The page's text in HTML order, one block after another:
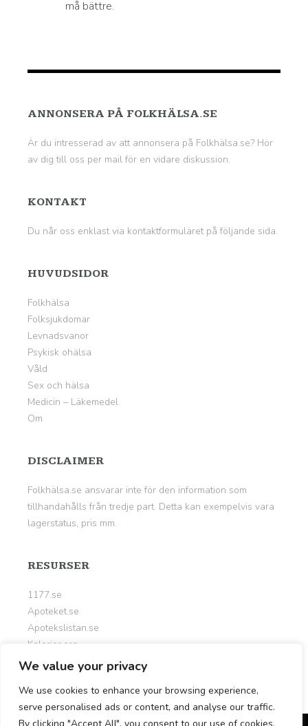
We value your privacy
We use cookies to enhance your browsing experience,
serve personalised ads or content, and analyse our traffic.
må bättre.
ANNONSERA PÅ FOLKHÄLSA.SE
Är du intresserad av att annonsera på Folkhälsa.se? Hör
av dig till oss per mail för en vidare diskussion.
KONTAKT
Du når oss enklast via kontaktformuläret på följande sida.
HUVUDSIDOR
Folkhälsa
Folksjukdomar
Levnadsvanor
Psykisk ohälsa
Våld
Sex och hälsa
Medicin – Läkemedel
Om
DISCLAIMER
Folkhälsa.se ansvarar inte för den information som
tillhandahålls från tredje part. Detta kan exempelvis vara
lagerstatus, pris mm.
RESURSER
1177.se
Apoteket.se
Apotekslistan.se
Kalorier.org
Livsportalen.se